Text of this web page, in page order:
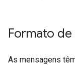
Formato
As mensagens